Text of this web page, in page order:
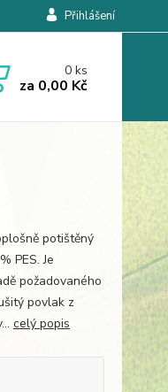
Přihlášení
0ks
za 0,00 Kč
potištěný
PES. Je
požadovaného
povlak z
celý popis